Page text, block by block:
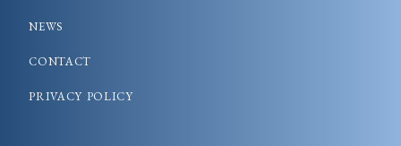
NEWS
CONTACT
PRIVACY POLICY